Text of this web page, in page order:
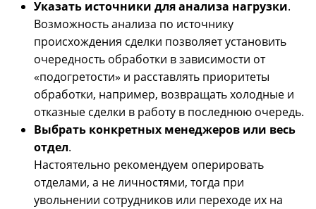
Указать источники для анализа нагрузки.
Возможность анализа по источнику
происхождения сделки позволяет установить
очередность обработки в зависимости от
«подогретости» и расставлять приоритеты
обработки, например, возвращать холодные и
отказные сделки в работу в последнюю очередь.
Выбрать конкретных менеджеров или весь
отдел.
Настоятельно рекомендуем оперировать
отделами, а не личностями, тогда при
увольнении сотрудников или переходе их на